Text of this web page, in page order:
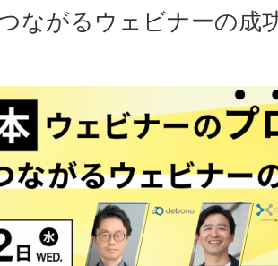
ながるウェビナーの成